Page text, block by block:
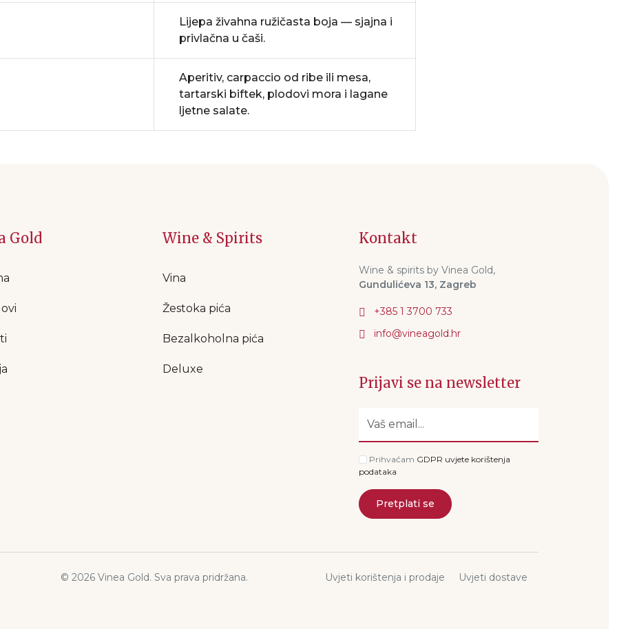
Lijepa živahna ružičasta boja — sjajna i
privlačna u čaši.
Aperitiv, carpaccio od ribe ili mesa,
tartarski biftek, plodovi mora i lagane
ljetne salate.
Gold Wine & Spirits
Vina
Žestoka pića
Bezalkoholna pića
Deluxe
Kontakt
Wine & spirits by Vinea Gold,
Gundulićeva 13, Zagreb
+385 1 3700 733
Prijavi se na newsletter
Prihvaćam GDPR uvjete korištenja
podataka
Pretplati se
© 2026 Vinea Gold. Sva prava pridržana. Uvjeti korištenja i prodaje Uvjeti dostave